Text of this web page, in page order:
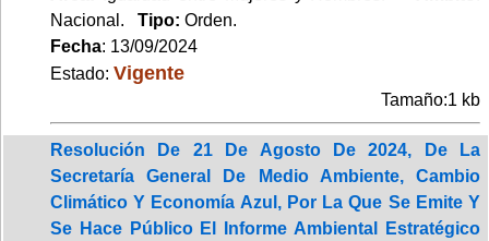
Nacional. Tipo: Orden.
Fecha: 13/09/2024
Estado: Vigente
Tamaño:1 kb
Resolución De 21 De Agosto De 2024, De La
Secretaría General De Medio Ambiente, Cambio
Climático Y Economía Azul, Por La Que Se Emite Y
Se Hace Público El Informe Ambiental Estratégico